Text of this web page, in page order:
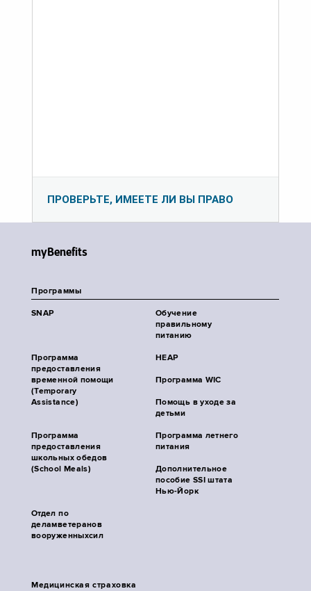
ПРОВЕРЬТЕ, ИМЕЕТЕ ЛИ ВЫ ПРАВО
myBenefits
Программы
SNAP
Обучение
правильному
питанию
Программа
предоставления
временной помощи
(Temporary
Assistance)
HEAP
Программа WIC
Помощь в уходе за
детьми
Программа
предоставления
школьных обедов
(School Meals)
Программа летнего
питания
Дополнительное
пособие SSI штата
Нью-Йорк
Отдел по
деламветеранов
вооруженныхсил
Медицинская страховка